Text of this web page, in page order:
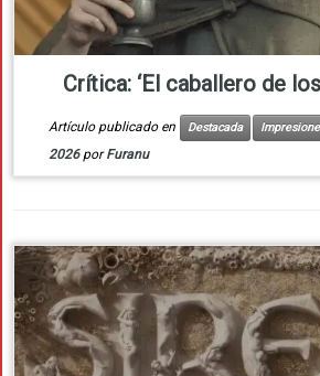
Crítica: ‘El caballero de
Artículo publicado en Destacada
2026 porFuranu